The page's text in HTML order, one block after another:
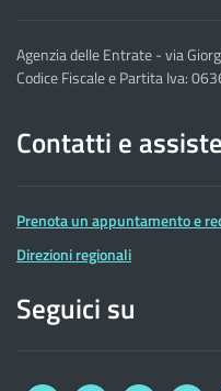
Agenzia delle Entrate - via
Codice Fiscale e Partita Iva:
Contatti e
Prenota un appuntamento e
Direzioni regionali
Seguici su